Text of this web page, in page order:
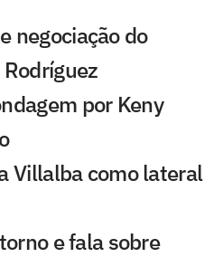
negociação do
por Keny
Villalba como lateral
e fala sobre